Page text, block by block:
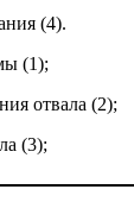
(4).
(1);
отвала (2);
(3);